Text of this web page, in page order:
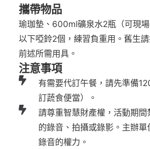
攜帶物品
瑜珈墊、600ml礦泉水2瓶（可現
以下啞鈴2個，練習負重用。舊生
前述所需用具。
注意事項
有需要代訂午餐，請先準備
訂蔬食便當）。
請尊重智慧財產權，活動期間
的錄音、拍攝或錄影。主辦單
錄音的權力。